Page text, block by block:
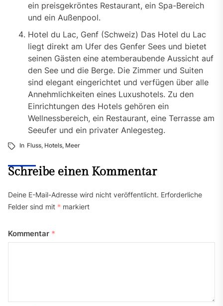
ein preisgekröntes Restaurant, ein Spa-Bereich
und ein Außenpool.
Hotel du Lac, Genf (Schweiz) Das Hotel du Lac
liegt direkt am Ufer des Genfer Sees und bietet
seinen Gästen eine atemberaubende Aussicht auf
den See und die Berge. Die Zimmer und Suiten
sind elegant eingerichtet und verfügen über alle
Annehmlichkeiten eines Luxushotels. Zu den
Einrichtungen des Hotels gehören ein
Wellnessbereich, ein Restaurant, eine Terrasse am
Seeufer und ein privater Anlegesteg.
In Fluss, Hotels, Meer
Schreibe einen Kommentar
Deine E-Mail-Adresse wird nicht veröffentlicht. Erforderliche
Felder sind mit * markiert
Kommentar *